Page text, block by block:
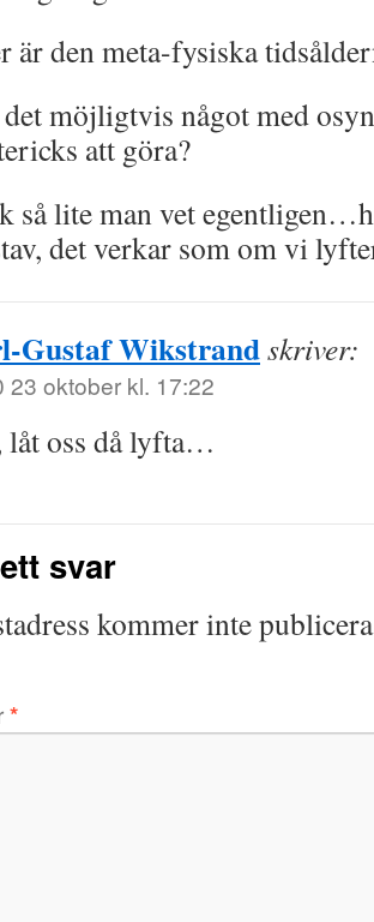
är den meta-fysiska
möjligtvis något med
att göra?
så lite man vet
det verkar som om vi
Gustaf Wikstrandskriver:
23 oktober kl. 17:22
låt oss då lyfta…
svar
kommer inte
*